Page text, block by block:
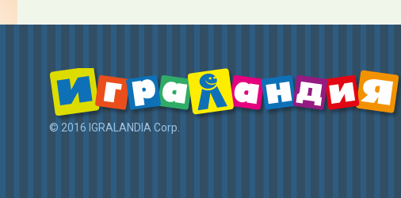
© 2016 IGRALANDIA Corp.